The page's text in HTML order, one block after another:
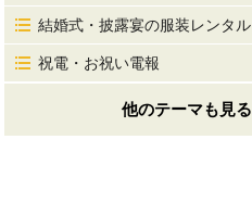
結婚式・披露宴の服装レンタル
祝電・お祝い電報
他のテーマも見る